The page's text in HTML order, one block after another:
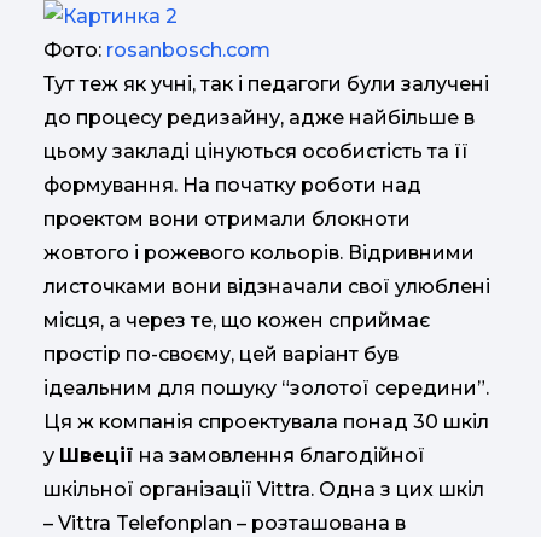
Фото: rosanbosch.com
Тут теж як учні, так і педагоги були залучені
до процесу редизайну, адже найбільше в
цьому закладі цінуються особистість та її
формування. На початку роботи над
проектом вони отримали блокноти
жовтого і рожевого кольорів. Відривними
листочками вони відзначали свої улюблені
місця, а через те, що кожен сприймає
простір по-своєму, цей варіант був
ідеальним для пошуку “золотої середини”.
Ця ж компанія спроектувала понад 30 шкіл
у Швеції на замовлення благодійної
шкільної організації Vittra. Одна з цих шкіл
– Vittra Telefonplan – розташована в